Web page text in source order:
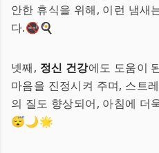
안한 휴식을 위해, 이런 냄새
다.🚭🍳
넷째, 정신 건강에도 도움이
마음을 진정시켜 주며, 스트
의 질도 향상되어, 아침에 더
😴🌙🌟